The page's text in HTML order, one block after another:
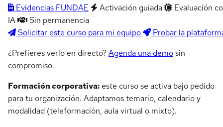
Evidencias FUNDAE
Activación guiada
Evaluación
IA
Sin permanencia
Solicitar este curso para mi equipo
Probar la
¿Prefieres verlo en directo?Agenda una demosin
compromiso.
Formación corporativa: este curso se activa bajo pedido
para tu organización. Adaptamos temario, calendario y
modalidad (teleformación, aula virtual o mixto).